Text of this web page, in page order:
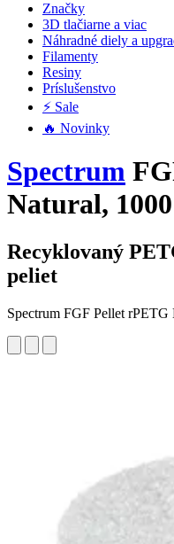
Značky
3D tlačiarne a viac
Náhradné diely a
Filamenty
Resiny
Príslušenstvo
⚡ Sale
🔥 Novinky
Spectrum
Natural,
Recyklovaný
peliet
Spectrum FGF Pellet rPETG